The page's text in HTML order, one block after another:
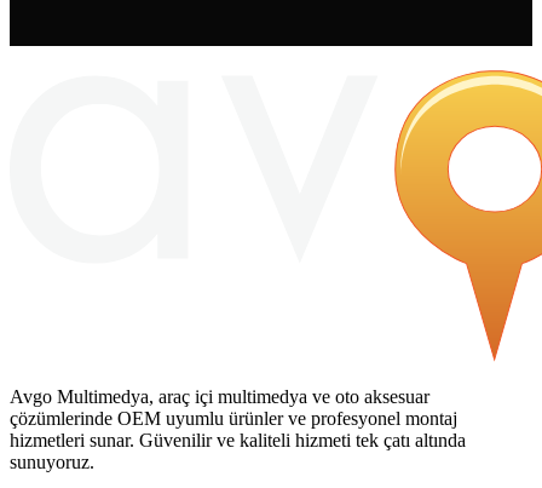
Avgo Multimedya, araç içi multimedya ve oto aksesuar
çözümlerinde OEM uyumlu ürünler ve profesyonel montaj
hizmetleri sunar. Güvenilir ve kaliteli hizmeti tek çatı altında
sunuyoruz.